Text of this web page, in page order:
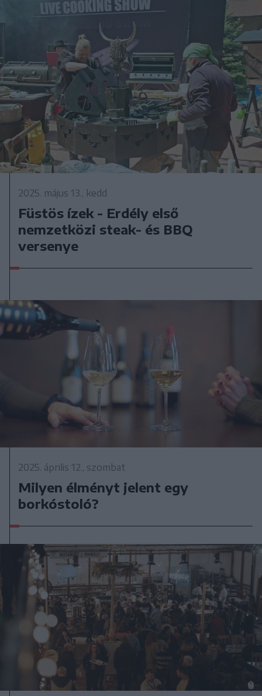
2025. május 13., kedd
Füstös ízek - Erdély első
nemzetközi steak- és BBQ
versenye
2025. április 12., szombat
Milyen élményt jelent egy
borkóstoló?